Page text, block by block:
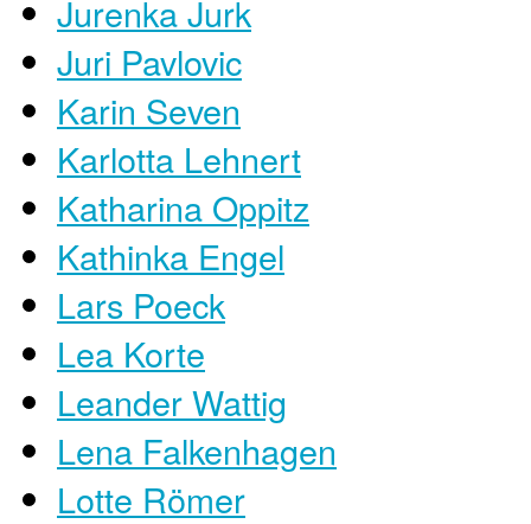
Jurenka Jurk
Juri Pavlovic
Karin Seven
Karlotta Lehnert
Katharina Oppitz
Kathinka Engel
​Lars Poeck
Lea Korte
Leander Wattig
Lena Falkenhagen
Lotte Römer